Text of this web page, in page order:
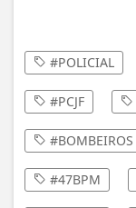
#POLICIAL
#PCJF
#BOMBEIROS
#47BPM